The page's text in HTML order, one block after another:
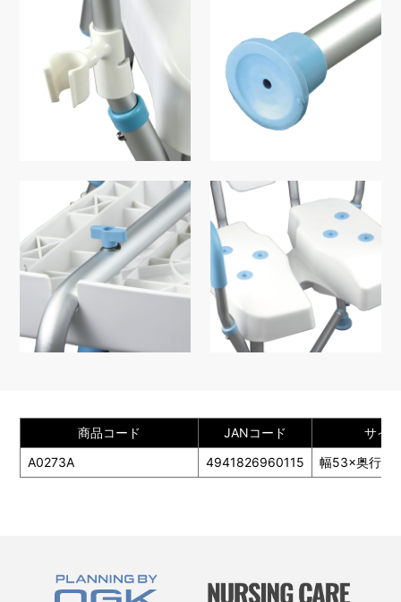
商品コード JANコード
サイ
A0273A
4941826960115 幅53×奥行